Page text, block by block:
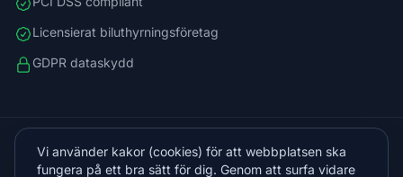
Licensierat biluthyrningsföretag
GDPR dataskydd
info@vista.hr
Vi använder kakor (cookies) för att webbplatsen ska
fungera på ett bra sätt för dig. Genom att surfa vidare